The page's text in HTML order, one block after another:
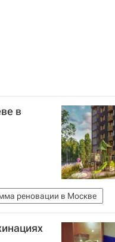
в
реновации в Москве